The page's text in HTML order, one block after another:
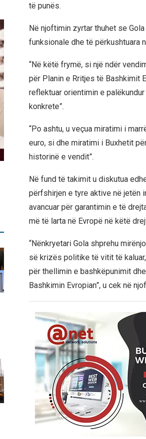
të punës.
Në njoftimin zyrtar thuhet se
funksionale dhe të përkushtuara
“Në këtë frymë, si një ndër
për Planin e Rritjes të Bashkimit
reflektuar orientimin e
konkrete”.
“Po ashtu, u veçua miratimi i
euro, si dhe miratimi i Buxhetit
historinë e vendit”.
Në fund të takimit u diskutua
përfshirjen e tyre aktive në jetën
avancuar për garantimin e të
më të larta në Evropë në këtë
“Nënkryetari Gola shprehu
së krizës politike të vitit të
për thellimin e bashkëpunimit
Bashkimin Evropian”, u cek në